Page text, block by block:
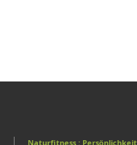
Naturfitness :